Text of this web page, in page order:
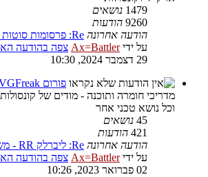
1479 נושאים
9260 הודעות
הודעה אחרונה Re: פרסומות סוטות למשחקי וידא…
על ידיAx=Battler צפה בהודעה
29 דצמבר 2024, 10:30
פורום VGFreak - טכני
מדריכי חומרה ותוכנה - מודים של
וכל נושא טכני אחר
45 נושאים
421 הודעות
הודעה אחרונה Re: ליברלק RR - משחקים נראים …
על ידיAx=Battler צפה בהודעה
02 פברואר 2023, 10:26